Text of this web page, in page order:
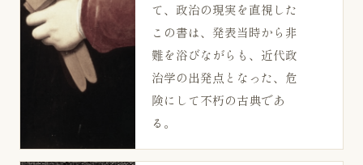
て、政治の現実を直視した
この書は、発表当時から非
難を浴びながらも、近代政
治学の出発点となった、危
険にして不朽の古典であ
る。